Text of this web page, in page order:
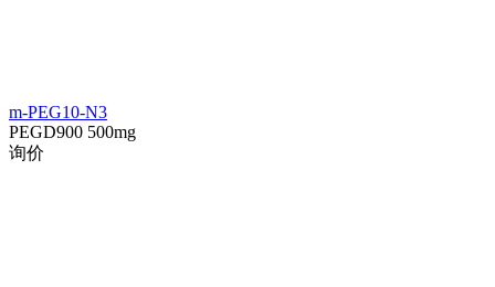
m-PEG10-N3
PEGD900 500mg
询价